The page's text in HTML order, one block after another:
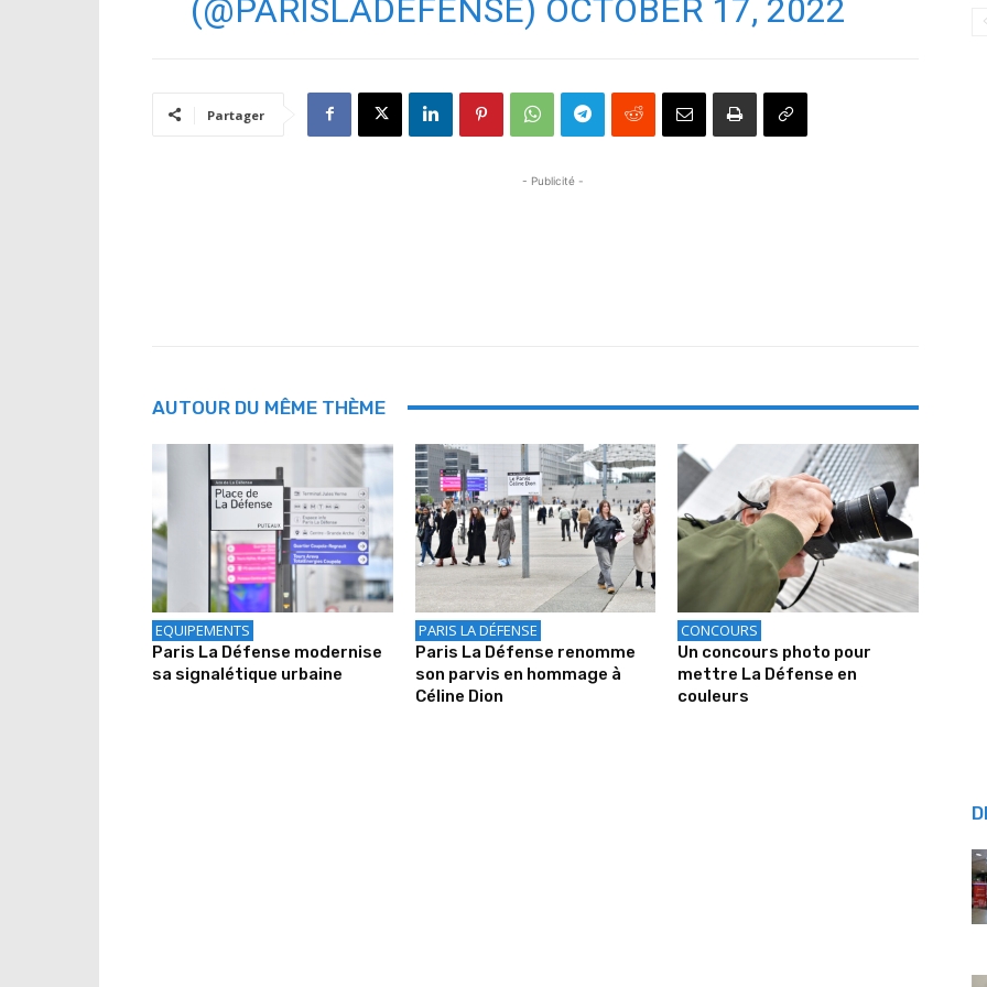
(@PARISLADEFENSE) OCTOBER 17, 2022
Partager
- Publicité -
AUTOUR DU MÊME THÈME
EQUIPEMENTS
Paris La Défense modernise
sa signalétique urbaine
PARIS LA DÉFENSE
Paris La Défense renomme
son parvis en hommage à
Céline Dion
CONCOURS
Un concours photo pour
mettre La Défense en
couleurs